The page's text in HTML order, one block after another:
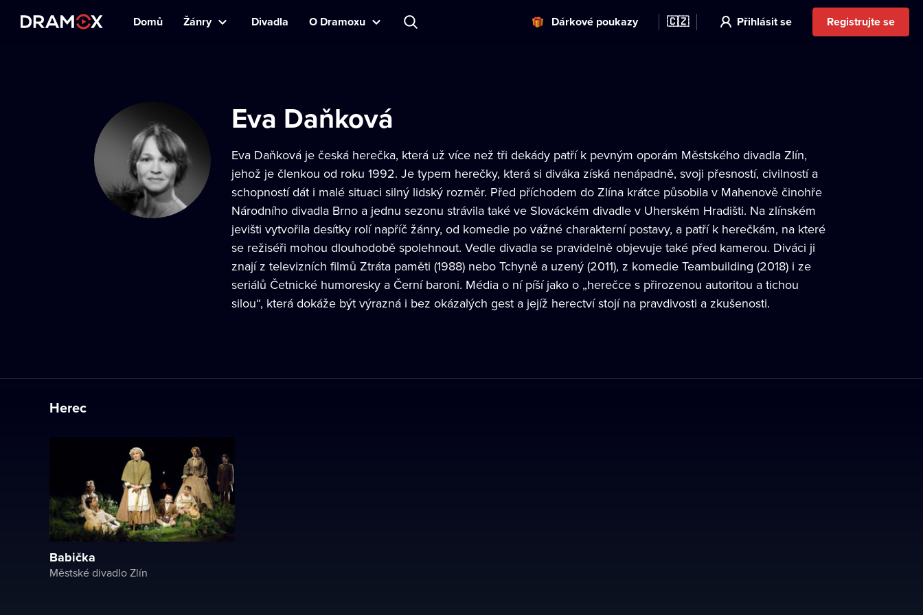
Domů Žánry Divadla O Dramoxu Dárkové poukazy 🇨🇿 Přihlásit se Registrujte se
Eva Daňková
Eva Daňková je česká herečka, která už více než tři dekády patří k pevným oporám Městského divadla Zlín,
jehož je členkou od roku 1992. Je typem herečky, která si diváka získá nenápadně, svoji přesností, civilností a
schopností dát i malé situaci silný lidský rozměr. Před příchodem do Zlína krátce působila v Mahenově činohře
Národního divadla Brno a jednu sezonu strávila také ve Slováckém divadle v Uherském Hradišti. Na zlínském
jevišti vytvořila desítky rolí napříč žánry, od komedie po vážné charakterní postavy, a patří k herečkám, na které
se režiséři mohou dlouhodobě spolehnout. Vedle divadla se pravidelně objevuje také před kamerou. Diváci ji
znají z televizních filmů Ztráta paměti (1988) nebo Tchyně a uzený (2011), z komedie Teambuilding (2018) i ze
seriálů Četnické humoresky a Černí baroni. Média o ní píší jako o „herečce s přirozenou autoritou a tichou
silou“, která dokáže být výrazná i bez okázalých gest a jejíž herectví stojí na pravdivosti a zkušenosti.
Herec
Babička
Městské divadlo Zlín